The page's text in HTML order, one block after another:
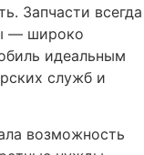
Запчасти всегда
— широко
идеальным
служб и
возможность